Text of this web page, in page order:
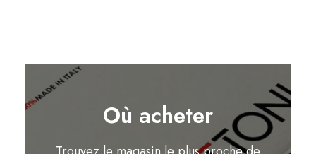
Où acheter